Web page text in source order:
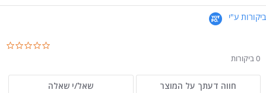
ביקורות ע"י
0 ביקורות
חווה דעתך על המוצר שאל/י שאלה